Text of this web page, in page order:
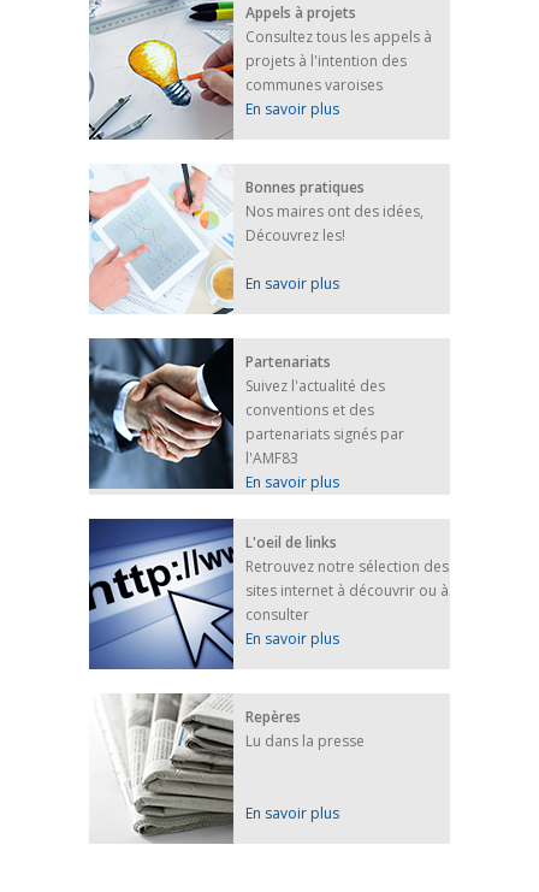
Afin d’accompagner au mieux les réfugiés
ukrainiens arrivés en France,...
FEUILLETER
Appels à projets
Consultez tous les appels à
projets à l'intention des
communes varoises
En savoir plus
Bonnes pratiques
Nos maires ont des idées,
Découvrez les!
En savoir plus
Partenariats
Suivez l'actualité des
conventions et des
partenariats signés par
l'AMF83
En savoir plus
L'oeil de links
Retrouvez notre sélection des
sites internet à découvrir ou à
consulter
En savoir plus
Repères
Lu dans la presse
En savoir plus